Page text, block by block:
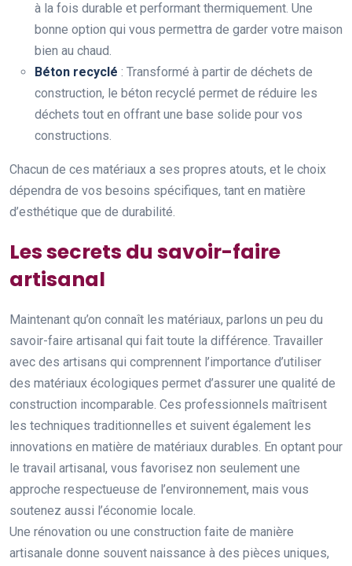
à la fois durable et performant thermiquement. Une
bonne option qui vous permettra de garder votre maison
bien au chaud.
Béton recyclé : Transformé à partir de déchets de
construction, le béton recyclé permet de réduire les
déchets tout en offrant une base solide pour vos
constructions.
Chacun de ces matériaux a ses propres atouts, et le choix
dépendra de vos besoins spécifiques, tant en matière
d’esthétique que de durabilité.
Les secrets du savoir-faire
artisanal
Maintenant qu’on connaît les matériaux, parlons un peu du
savoir-faire artisanal qui fait toute la différence. Travailler
avec des artisans qui comprennent l’importance d’utiliser
des matériaux écologiques permet d’assurer une qualité de
construction incomparable. Ces professionnels maîtrisent
les techniques traditionnelles et suivent également les
innovations en matière de matériaux durables. En optant pour
le travail artisanal, vous favorisez non seulement une
approche respectueuse de l’environnement, mais vous
soutenez aussi l’économie locale.
Une rénovation ou une construction faite de manière
artisanale donne souvent naissance à des pièces uniques,